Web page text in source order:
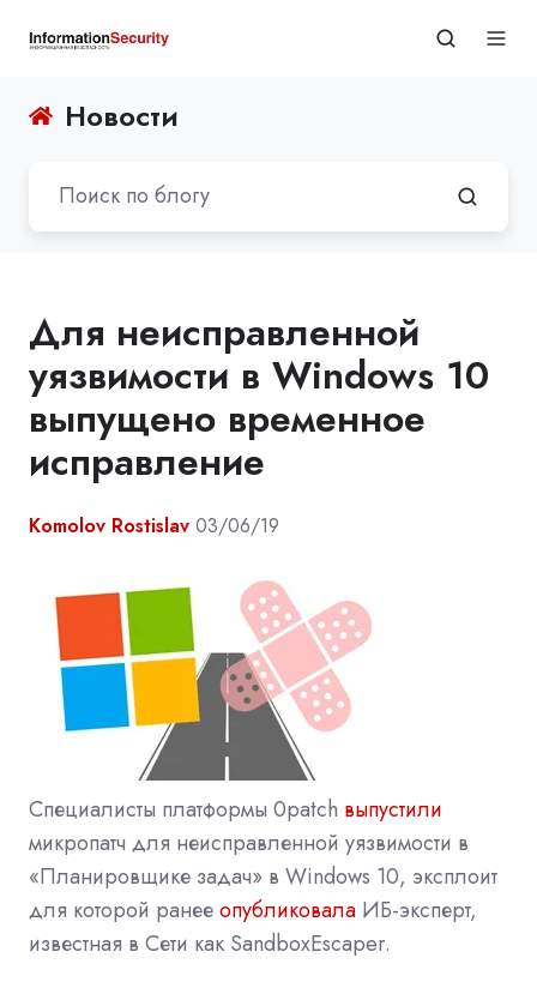
Новости
Для неисправленной
уязвимости в Windows 10
выпущено временное
исправление
Komolov Rostislav 03/06/19
Специалисты платформы 0patch выпустили
микропатч для неисправленной уязвимости в
«Планировщике задач» в Windows 10, эксплоит
для которой ранееопубликовала ИБ-эксперт,
известная в Сети как SandboxEscaper.